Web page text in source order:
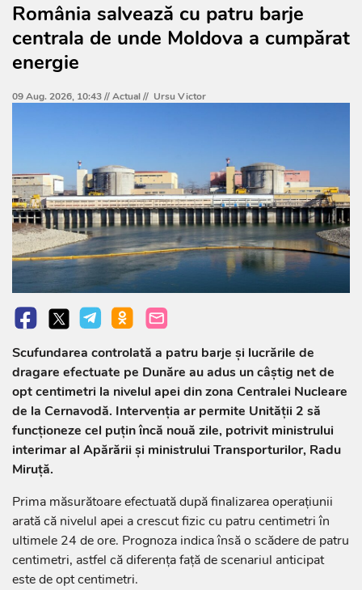
România salvează cu patru barje
centrala de unde Moldova a cumpărat
energie
09 Aug. 2026, 10:43 //Actual// Ursu Victor
Scufundarea controlată a patru barje și lucrările de
dragare efectuate pe Dunăre au adus un câștig net de
opt centimetri la nivelul apei din zona Centralei Nucleare
de la Cernavodă. Intervenția ar permite Unității 2 să
funcționeze cel puțin încă nouă zile, potrivit ministrului
interimar al Apărării și ministrului Transporturilor, Radu
Miruță.
Prima măsurătoare efectuată după finalizarea operațiunii
arată că nivelul apei a crescut fizic cu patru centimetri în
ultimele 24 de ore. Prognoza indica însă o scădere de patru
centimetri, astfel că diferența față de scenariul anticipat
este de opt centimetri.